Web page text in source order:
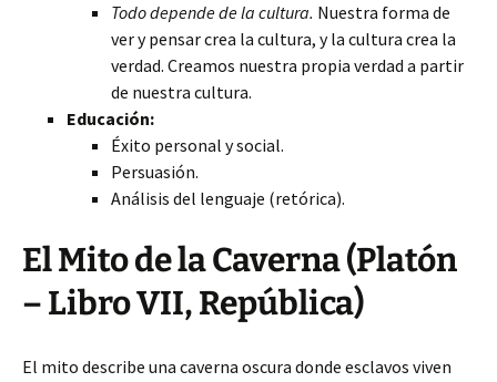
Todo depende de la cultura. Nuestra forma de
ver y pensar crea la cultura, y la cultura crea la
verdad. Creamos nuestra propia verdad a partir
de nuestra cultura.
Educación:
Éxito personal y social.
Persuasión.
Análisis del lenguaje (retórica).
El Mito de la Caverna (Platón
– Libro VII, República)
El mito describe una caverna oscura donde esclavos viven